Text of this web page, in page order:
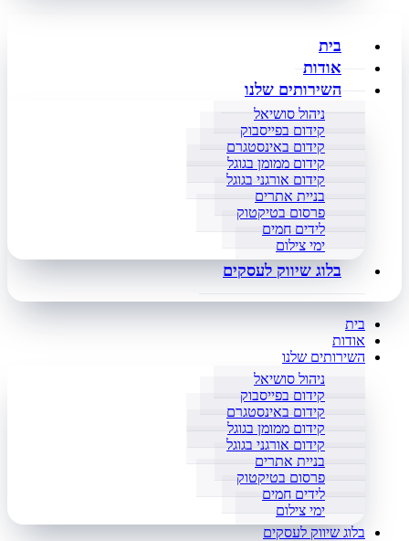
בית
אודות
השירותים שלנו
ניהול סושיאל
קידום בפייסבוק
קידום באינסטגרם
קידום ממומן בגוגל
קידום אורגני בגוגל
בניית אתרים
פרסום בטיקטוק
לידים חמים
ימי צילום
בלוג שיווק לעסקים
בית
אודות
השירותים שלנו
ניהול סושיאל
קידום בפייסבוק
קידום באינסטגרם
קידום ממומן בגוגל
קידום אורגני בגוגל
בניית אתרים
פרסום בטיקטוק
לידים חמים
ימי צילום
בלוג שיווק לעסקים